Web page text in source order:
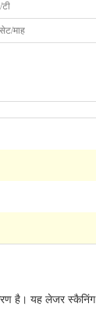
टी
माह
है। यह लेजर स्कैनिंग